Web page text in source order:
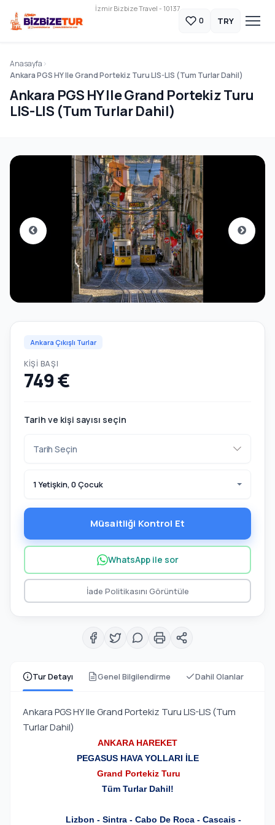
İzmir Bizbize Travel - 10137
0 TRY
Anasayfa
Ankara PGS HY Ile Grand Portekiz Turu LIS-LIS (Tum Turlar Dahil)
Ankara PGS HY Ile Grand Portekiz Turu
LIS-LIS (Tum Turlar Dahil)
Tur Detayı Genel Bilgilendirme Dahil Olanlar
Ankara PGS HY Ile Grand Portekiz Turu LIS-LIS (Tum
Turlar Dahil)
ANKARA HAREKET
PEGASUS HAVA YOLLARI İLE
Grand Portekiz Turu
Tüm Turlar Dahil!
Lizbon - Sintra - Cabo De Roca - Cascais -
Ankara Çıkışlı Turlar
KIŞI BAŞI
749 €
Tarih ve kişi sayısı seçin
1 Yetişkin, 0 Çocuk
Müsaitliği Kontrol Et
WhatsApp ile sor
İade Politikasını Görüntüle